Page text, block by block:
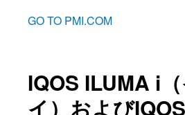
GO TO PMI.COM
IQOS ILUMA i
イ）およびIQOS